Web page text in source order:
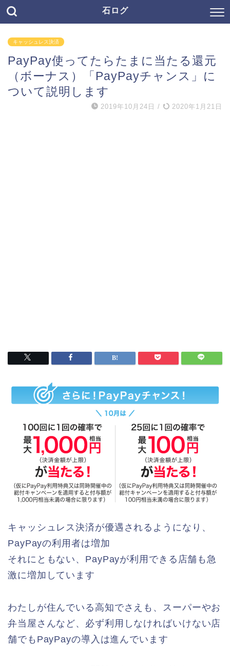
石ログ
キャッシュレス決済
PayPay使ってたらたまに当たる還元
（ボーナス）「PayPayチャンス」に
ついて説明します
2019年10月24日 / 2020年1月21日
キャッシュレス決済が優遇されるようになり、
PayPayの利用者は増加
それにともない、PayPayが利用できる店舗も急
激に増加しています
わたしが住んでいる高知でさえも、スーパーやお
弁当屋さんなど、必ず利用しなければいけない店
舗でもPayPayの導入は進んでいます